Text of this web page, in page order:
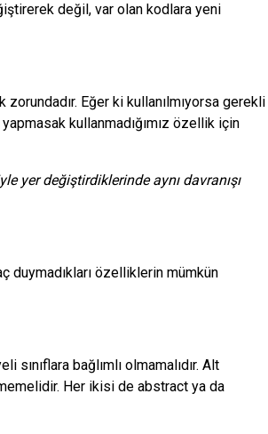
değil, var olan kodlara yeni
zorundadır. Eğer ki kullanılmıyorsa gerekli
kullanmadığımız özellik için
yer değiştirdiklerinde aynı davranışı
duymadıkları özelliklerin mümkün
bağlımlı olmamalıdır. Alt
Her ikisi de abstract ya da